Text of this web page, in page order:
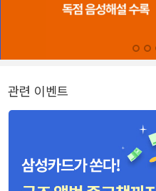
관련 이벤트